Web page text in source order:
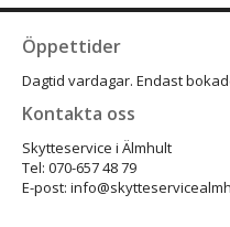
Öppettider
Dagtid vardagar. Endast
Kontakta oss
Skytteservice i Älmhult
Tel: 070-657 48 79
E-post: